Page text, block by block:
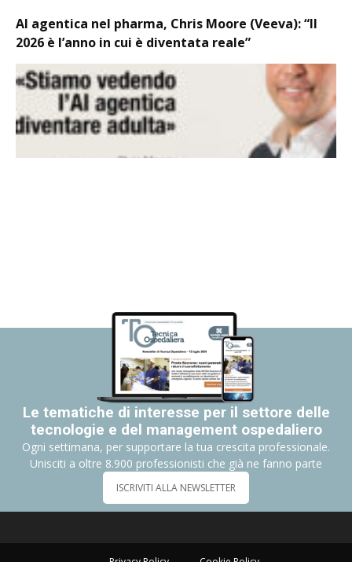
AI agentica nel pharma, Chris Moore (Veeva): “Il
2026 è l’anno in cui è diventata reale”
Le tematiche di interesse per il settore delle
tecnologie e del management ospedaliero
Ogni settimana, per supportare la tua crescita professionale.
Unisciti a oltre 8.900 professionisti che già ne fanno parte
ISCRIVITI ALLA NEWSLETTER